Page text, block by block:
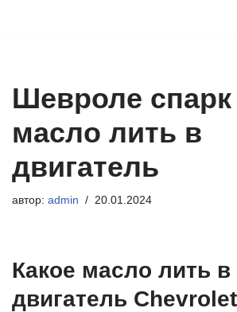
Шевроле спарк
масло лить в
двигатель
автор: admin 20.01.2024
Какое масло лить в
двигатель